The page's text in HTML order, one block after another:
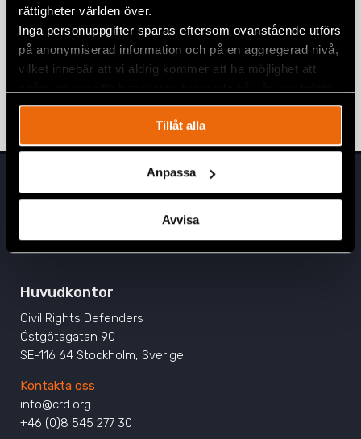
rättigheter världen över.
Inga personuppgifter sparas eftersom ovanstående utförs
på anonymiserad information och på en aggregerad nivå,
vilket innebär att vi aldrig kommer att ha möjlighet att
Tillåt alla
Anpassa
Avvisa
EUROPA, NYHETER,SVERIGE
Pride Month: Hbtqi-rättigheter i
Sarajevo, Pristina och Tirana
ALBANIEN,BOSNIEN-HERCEGOVINA,EUROPA,KOSOVO ,
11 juni 2024
Huvudkontor
Civil Rights Defenders
Östgötagatan 90
SE-116 64 Stockholm, Sverige
Kontakta oss
info@crd.org
+46 (0)8 545 277 30